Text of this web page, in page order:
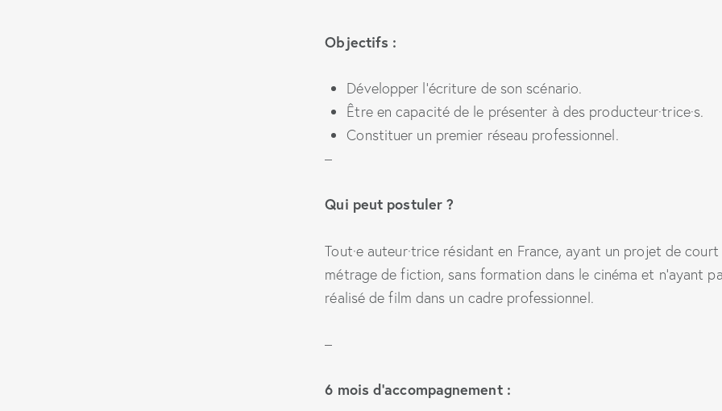
Objectifs :
Développer l’écriture de son scénario.
Être en capacité de le présenter à des producteur·trice·s.
Constituer un premier réseau professionnel.
–
Qui peut postuler ?
Tout·e auteur·trice résidant en France, ayant un projet de court
métrage de fiction, sans formation dans le cinéma et n’ayant
réalisé de film dans un cadre professionnel.
–
6 mois d’accompagnement :